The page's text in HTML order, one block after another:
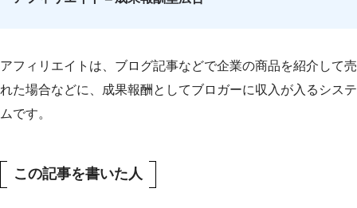
アフィリエイトは、ブログ記事などで企業の商品を紹介して売
れた場合などに、成果報酬としてブロガーに収入が入るシステ
ムです。
この記事を書いた人